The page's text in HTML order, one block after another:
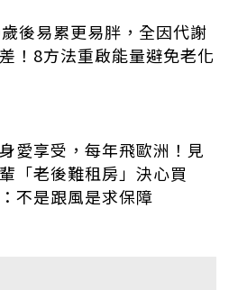
後易累更易胖，全因代謝
！8方法重啟能量避免老化
愛享受，每年飛歐洲！見
「老後難租房」決心買
不是跟風是求保障